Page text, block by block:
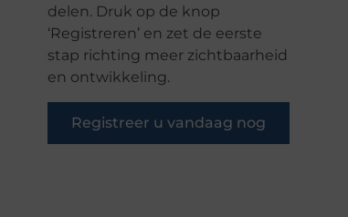
delen. Druk op de knop
‘Registreren’ en zet de eerste
stap richting meer zichtbaarheid
en ontwikkeling.
Registreer u vandaag nog